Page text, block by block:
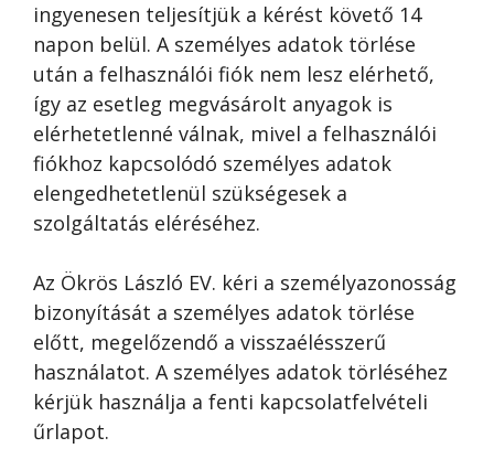
ingyenesen teljesítjük a kérést követő 14
napon belül. A személyes adatok törlése
után a felhasználói fiók nem lesz elérhető,
így az esetleg megvásárolt anyagok is
elérhetetlenné válnak, mivel a felhasználói
fiókhoz kapcsolódó személyes adatok
elengedhetetlenül szükségesek a
szolgáltatás eléréséhez.
Az Ökrös László EV. kéri a személyazonosság
bizonyítását a személyes adatok törlése
előtt, megelőzendő a visszaélésszerű
használatot. A személyes adatok törléséhez
kérjük használja a fenti kapcsolatfelvételi
űrlapot.